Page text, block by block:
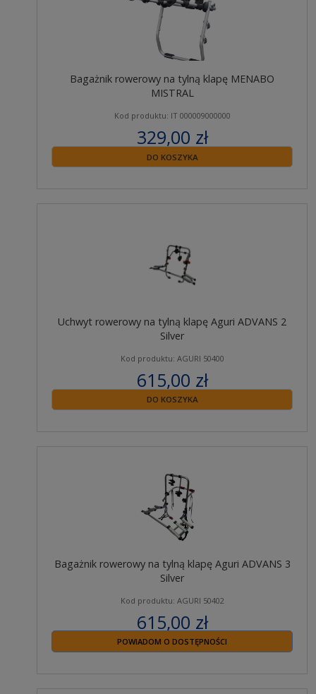
Bagażnik rowerowy na tylną klapę MENABO
MISTRAL
Kod produktu: IT 000009000000
329,00 zł
zawiera 23% VAT
DO KOSZYKA
Uchwyt rowerowy na tylną klapę Aguri ADVANS 2
Silver
Kod produktu: AGURI 50400
615,00 zł
zawiera 23% VAT
DO KOSZYKA
Bagażnik rowerowy na tylną klapę Aguri ADVANS 3
Silver
Kod produktu: AGURI 50402
615,00 zł
zawiera 23% VAT
POWIADOM O DOSTĘPNOŚCI